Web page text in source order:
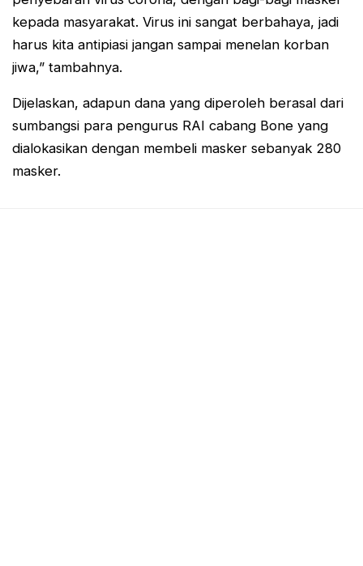
kepada masyarakat. Virus ini sangat berbahaya, jadi
harus kita antipiasi jangan sampai menelan korban
jiwa,” tambahnya.
Dijelaskan, adapun dana yang diperoleh berasal dari
sumbangsi para pengurus RAI cabang Bone yang
dialokasikan dengan membeli masker sebanyak 280
masker.